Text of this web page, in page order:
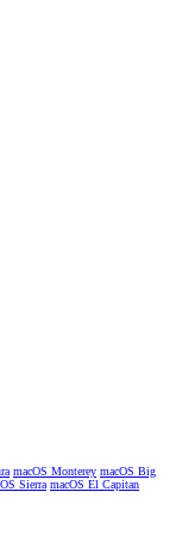
macOS Monterey macOS Big
Sierra macOS El Capitan